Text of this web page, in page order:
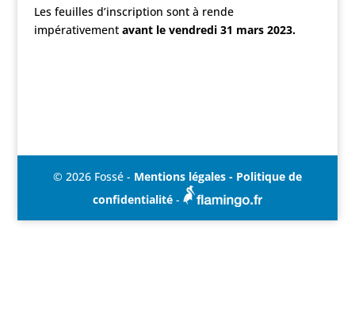
Les feuilles d’inscription sont à rende
impérativement avant le vendredi 31 mars 2023.
© 2026 Fossé - Mentions légales - Politique de
confidentialité -